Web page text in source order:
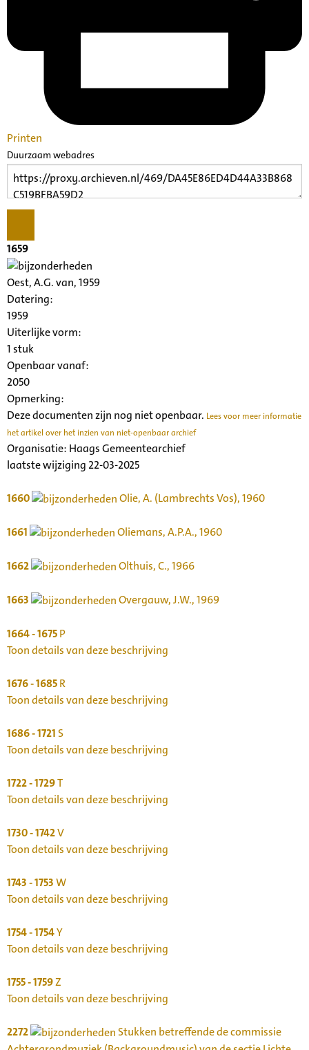
Printen
Duurzaam webadres
1659
Oest, A.G. van, 1959
Datering:
1959
Uiterlijke vorm:
1 stuk
Openbaar vanaf:
2050
Opmerking:
Deze documenten zijn nog niet openbaar. Lees voor meer informatie
het artikel over het inzien van niet-openbaar archief
Organisatie: Haags Gemeentearchief
laatste wijziging 22-03-2025
1660 Olie, A. (Lambrechts Vos), 1960
1661 Oliemans, A.P.A., 1960
1662 Olthuis, C., 1966
1663 Overgauw, J.W., 1969
1664 - 1675P
Toon details van deze beschrijving
1676 - 1685R
Toon details van deze beschrijving
1686 - 1721 S
Toon details van deze beschrijving
1722 - 1729T
Toon details van deze beschrijving
1730 - 1742V
Toon details van deze beschrijving
1743 - 1753W
Toon details van deze beschrijving
1754 - 1754Y
Toon details van deze beschrijving
1755 - 1759Z
Toon details van deze beschrijving
2272
Stukken betreffende de commissie